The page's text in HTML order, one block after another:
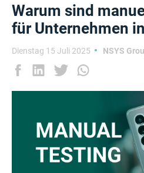
Warum sind
für Unternehmen
Dienstag 15 Juli 2025 NSYS